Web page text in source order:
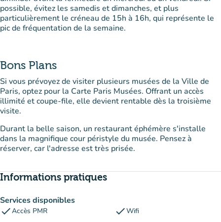
possible, évitez les samedis et dimanches, et plus
particulièrement le créneau de 15h à 16h, qui représente le
pic de fréquentation de la semaine.
Bons Plans
Si vous prévoyez de visiter plusieurs musées de la Ville de
Paris, optez pour la Carte Paris Musées. Offrant un accès
illimité et coupe-file, elle devient rentable dès la troisième
visite.
Durant la belle saison, un restaurant éphémère s'installe
dans la magnifique cour péristyle du musée. Pensez à
réserver, car l'adresse est très prisée.
Informations pratiques
Services disponibles
checkAccès PMR checkWifi